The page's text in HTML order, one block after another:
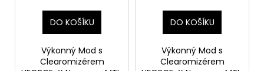
DO KOŠÍKU
Výkonný Mod s
Clearomizérem
DO KOŠÍKU
Výkonný Mod s
Clearomizérem